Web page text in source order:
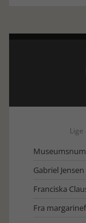
Lige
Gabriel
Franciska
Fra